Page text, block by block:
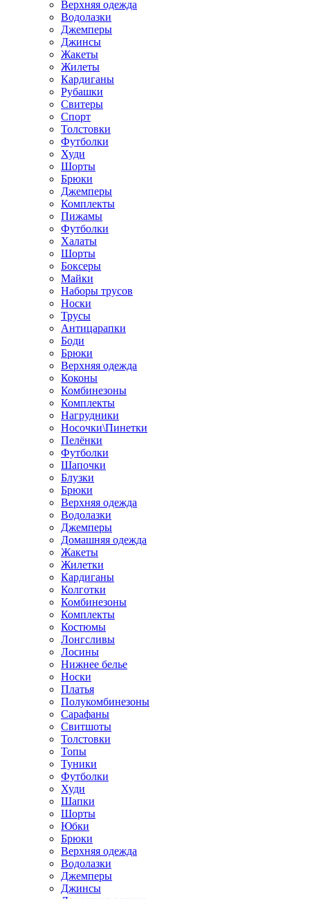
Верхняя одежда
Водолазки
Джемперы
Джинсы
Жакеты
Жилеты
Кардиганы
Рубашки
Свитеры
Спорт
Толстовки
Футболки
Худи
Шорты
Брюки
Джемперы
Комплекты
Пижамы
Футболки
Халаты
Шорты
Боксеры
Майки
Наборы трусов
Носки
Трусы
Антицарапки
Боди
Брюки
Верхняя одежда
Коконы
Комбинезоны
Комплекты
Нагрудники
Носочки\Пинетки
Пелёнки
Футболки
Шапочки
Блузки
Брюки
Верхняя одежда
Водолазки
Джемперы
Домашняя одежда
Жакеты
Жилетки
Кардиганы
Колготки
Комбинезоны
Комплекты
Костюмы
Лонгсливы
Лосины
Нижнее белье
Носки
Платья
Полукомбинезоны
Сарафаны
Свитшоты
Толстовки
Топы
Туники
Футболки
Худи
Шапки
Шорты
Юбки
Брюки
Верхняя одежда
Водолазки
Джемперы
Джинсы